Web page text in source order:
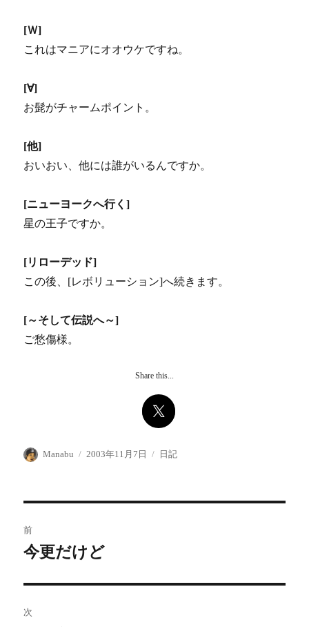
[Ｗ]
これはマニアにオオウケですね。
[∀]
お髭がチャームポイント。
[他]
おいおい、他には誰がいるんですか。
[ニューヨークへ行く]
星の王子ですか。
[リローデッド]
この後、[レボリューション]へ続きます。
[～そして伝説へ～]
ご愁傷様。
Share this...
投
Manabu
投
2003年11月7日
カ
日記
稿
ビ
前
前
投
稿:
今更だけど
次